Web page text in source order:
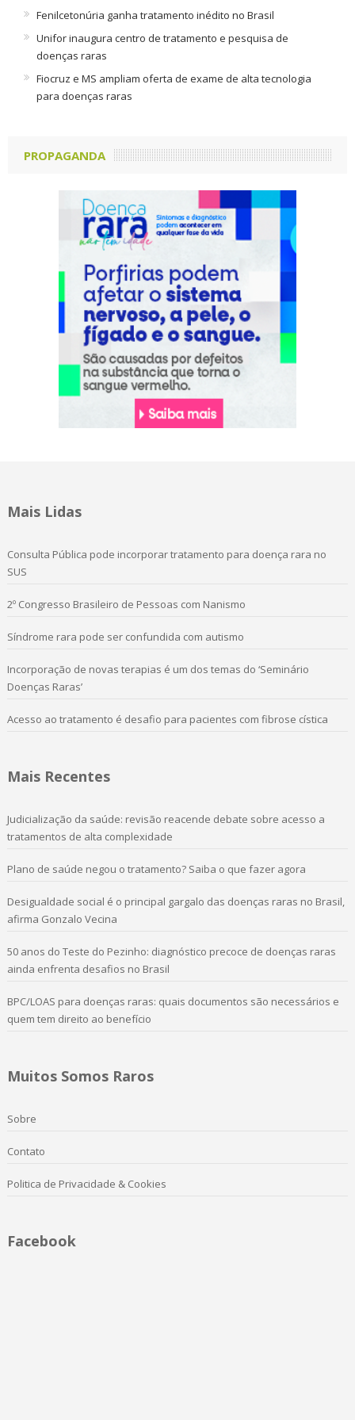
Fenilcetonúria ganha tratamento inédito no Brasil
Unifor inaugura centro de tratamento e pesquisa de
doenças raras
Fiocruz e MS ampliam oferta de exame de alta tecnologia
para doenças raras
PROPAGANDA
Mais Lidas
Consulta Pública pode incorporar tratamento para doença rara no
SUS
2º Congresso Brasileiro de Pessoas com Nanismo
Síndrome rara pode ser confundida com autismo
Incorporação de novas terapias é um dos temas do ‘Seminário
Doenças Raras’
Acesso ao tratamento é desafio para pacientes com fibrose cística
Mais Recentes
Judicialização da saúde: revisão reacende debate sobre acesso a
tratamentos de alta complexidade
Plano de saúde negou o tratamento? Saiba o que fazer agora
Desigualdade social é o principal gargalo das doenças raras no Brasil,
afirma Gonzalo Vecina
50 anos do Teste do Pezinho: diagnóstico precoce de doenças raras
ainda enfrenta desafios no Brasil
BPC/LOAS para doenças raras: quais documentos são necessários e
quem tem direito ao benefício
Muitos Somos Raros
Sobre
Contato
Politica de Privacidade & Cookies
Facebook